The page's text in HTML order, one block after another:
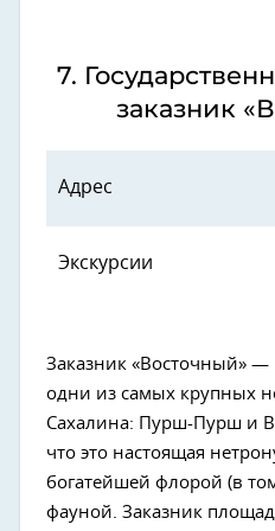
7.
заказник
Адрес
Экскурсии
Заказник «Восточный» —
одни из самых крупных
Сахалина: Пурш-Пурш и
что это настоящая
богатейшей флорой (в
фауной. Заказник